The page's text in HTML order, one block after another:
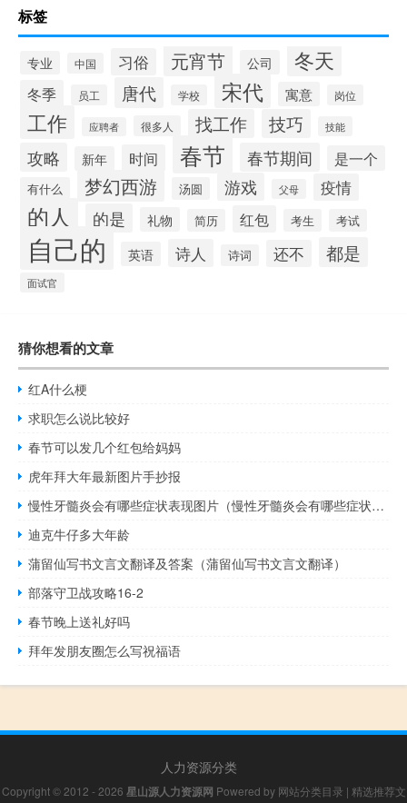
标签
专业 中国 习俗 元宵节 公司 冬天
冬季 员工 唐代 学校 宋代 寓意 岗位
工作 应聘者 很多人 找工作 技巧 技能
攻略 新年 时间 春节 春节期间 是一个
有什么 梦幻西游 汤圆 游戏 父母 疫情
的人 的是 礼物 简历 红包 考生 考试
自己的 英语 诗人 诗词 还不 都是
面试官
猜你想看的文章
红A什么梗
求职怎么说比较好
春节可以发几个红包给妈妈
虎年拜大年最新图片手抄报
慢性牙髓炎会有哪些症状表现图片（慢性牙髓炎会有哪些症状表现）
迪克牛仔多大年龄
蒲留仙写书文言文翻译及答案（蒲留仙写书文言文翻译）
部落守卫战攻略16-2
春节晚上送礼好吗
拜年发朋友圈怎么写祝福语
人力资源分类
Copyright © 2012 - 2026 星山源人力资源网 Powered by 网站分类目录 | 精选推荐文